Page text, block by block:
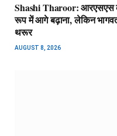
Shashi Tharoor: आरएसएस
रूप में आगे बढ़ाना, लेकिन
थरूर
AUGUST 8, 2026